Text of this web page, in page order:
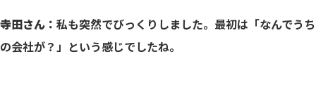
武井 秀樹（たけい ひでき）
寺田さん： 私も突然でびっくりしました。最初は「なんでうち
の会社が？」という感じでしたね。